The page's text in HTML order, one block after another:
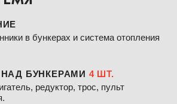
в бункерах и система отопления
БУНКЕРАМИ 4 ШТ.
редуктор, трос, пульт